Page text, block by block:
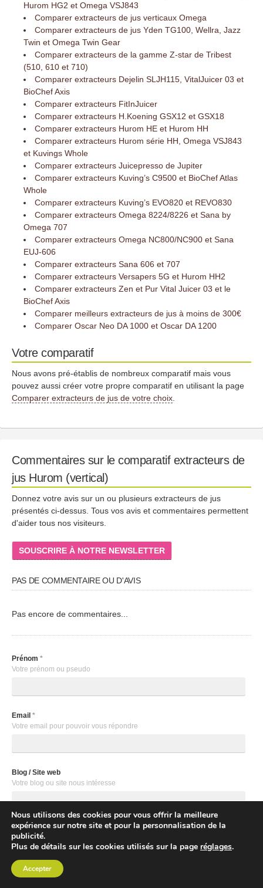
Hurom HG2 et Omega VSJ843
Comparer extracteurs de jus verticaux Omega
Comparer extracteurs de jus Yden TG100, Wellra, Jazz
Twin et Omega Twin Gear
Comparer extracteurs de la gamme Z-star de Tribest
(510, 610 et 710)
Comparer extracteurs Dejelin SLJH115, VitalJuicer 03 et
BioChef Axis
Comparer extracteurs FitInJuicer
Comparer extracteurs H.Koening GSX12 et GSX18
Comparer extracteurs Hurom HE et Hurom HH
Comparer extracteurs Hurom série HH, Omega VSJ843
et Kuvings Whole
Comparer extracteurs Juicepresso de Jupiter
Comparer extracteurs Kuving’s C9500 et BioChef Atlas
Whole
Comparer extracteurs Kuving’s EVO820 et REVO830
Comparer extracteurs Omega 8224/8226 et Sana by
Omega 707
Comparer extracteurs Omega NC800/NC900 et Sana
EUJ-606
Comparer extracteurs Sana 606 et 707
Comparer extracteurs Versapers 5G et Hurom HH2
Comparer extracteurs Zen et Pur Vital Juicer 03 et le
BioChef Axis
Comparer meilleurs extracteurs de jus à moins de 300€
Comparer Oscar Neo DA 1000 et Oscar DA 1200
Votre comparatif
Nous avons pré-établis de nombreux comparatif mais vous
pouvez aussi créer votre propre comparatif en utilisant la page
Comparer extracteurs de jus de votre choix
Commentaires sur le comparatif extracteurs de
jus Hurom (vertical)
Donnez votre avis sur un ou plusieurs extracteurs de jus
présentés ci-dessus. Tous vos avis et commentaires permettent
d'aider tous nos visiteurs.
SOUSCRIRE À NOTRE NEWSLETTER
PAS DE COMMENTAIRE OU D'AVIS
Pas encore de commentaires...
Prénom *
Votre prénom ou pseudo
Email *
Votre email pour pouvoir vous répondre
Blog / Site web
Votre blog ou site nous intéresse
Newsletter
Souhaitez vous recevoir notre newsletter?
Votre message
Nous utilisons des cookies pour vous offrir la meilleure
expérience sur notre site et pour la personnalisation de la
publicité.
Plus de détails sur les cookies utilisés sur la page réglages.
Accepter